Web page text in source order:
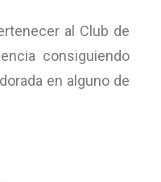
al Club de
consiguiendo
en alguno de